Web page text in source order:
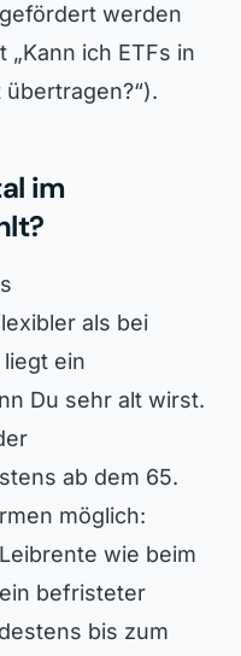
werden
„Kann ich ETFs in
im
als bei
ein
Du sehr alt wirst.
ab dem 65.
möglich:
wie beim
befristeter
bis zum